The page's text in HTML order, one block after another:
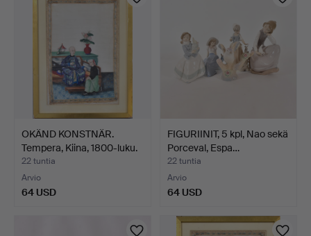
OKÄND KONSTNÄR.
Tempera, Kiina, 1800-luku.
22 tuntia
Arvio
64 USD
FIGURIINIT, 5 kpl, Nao sekä
Porceval, Espa…
22 tuntia
Arvio
64 USD